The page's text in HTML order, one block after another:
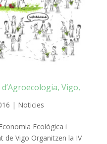
Vigo,
| Noticies
Ecològica i
de Vigo Organitzen la IV